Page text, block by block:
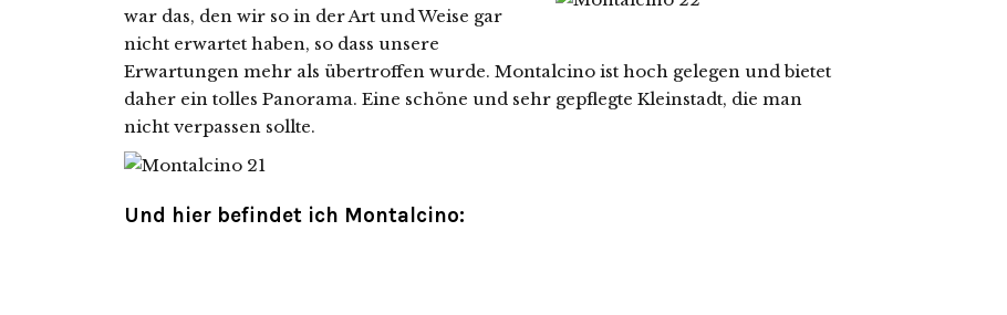
war das, den wir so in der Art und Weise gar
nicht erwartet haben, so dass unsere
Erwartungen mehr als übertroffen wurde. Montalcino ist hoch gelegen und bietet
daher ein tolles Panorama. Eine schöne und sehr gepflegte Kleinstadt, die man
nicht verpassen sollte.
Und hier befindet ich Montalcino: